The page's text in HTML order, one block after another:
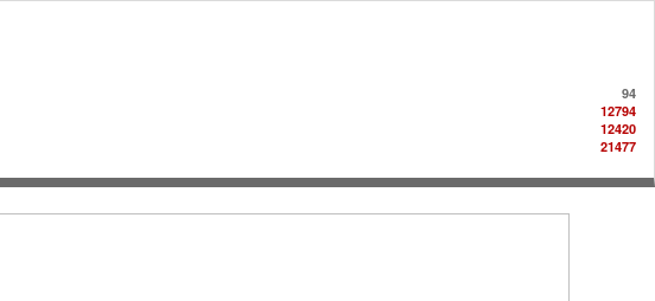
94
12794
12420
21477